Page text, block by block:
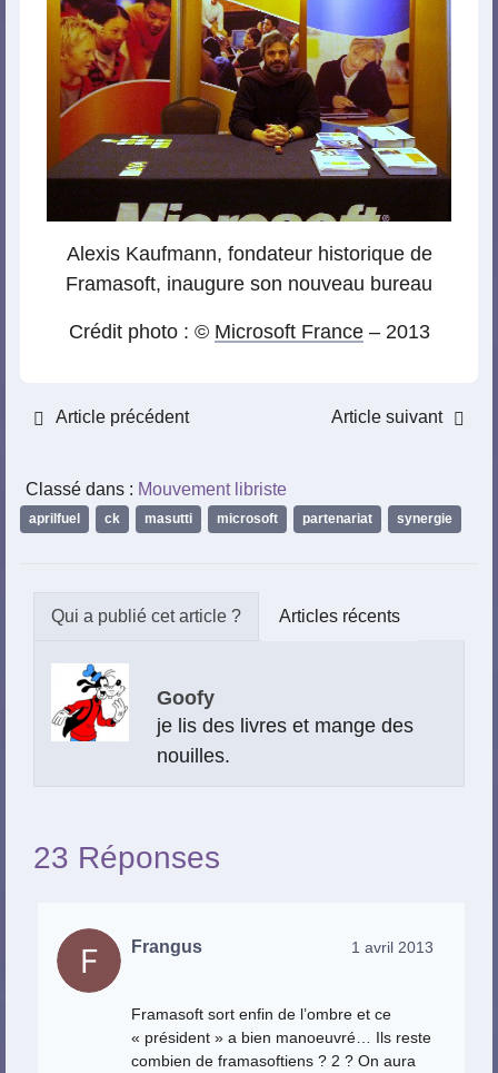
Alexis Kaufmann, fondateur historique de
Framasoft, inaugure son nouveau bureau
Crédit photo : © Microsoft France– 2013
Article précédent Article suivant
Classé dans : Mouvement libriste
aprilfuel ck masutti microsoft partenariat synergie
Articles récents
Goofy
je lis des livres et mange des
nouilles.
23 Réponses
Frangus 1 avril 2013
Framasoft sort enfin de l’ombre et ce
« président » a bien manoeuvré… Ils reste
combien de framasoftiens ? 2 ? On aura